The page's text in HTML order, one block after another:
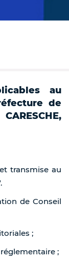
au
de
transmise au
de Conseil
;
;